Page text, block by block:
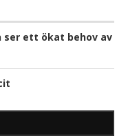
ser ett ökat behov av